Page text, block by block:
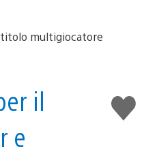
Mi
piace
il
e